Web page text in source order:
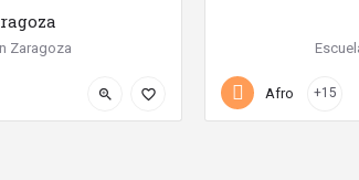
Zaragoza
zoom_in favorite_border Afro +15